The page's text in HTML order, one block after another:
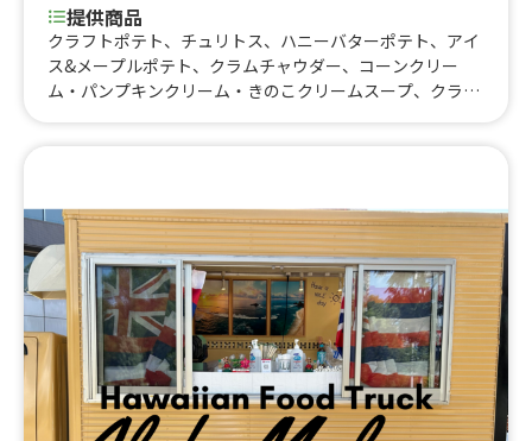
提供商品
クラフトポテト、チュリトス、ハニーバターポテト、アイ
ス&メープルポテト、クラムチャウダー、コーンクリー
ム・パンプキンクリーム・きのこクリームスープ、クラフ